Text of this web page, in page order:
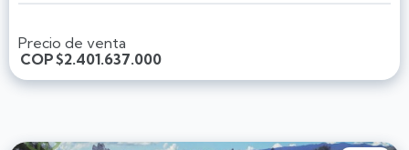
Precio de venta
COP$2.401.637.000